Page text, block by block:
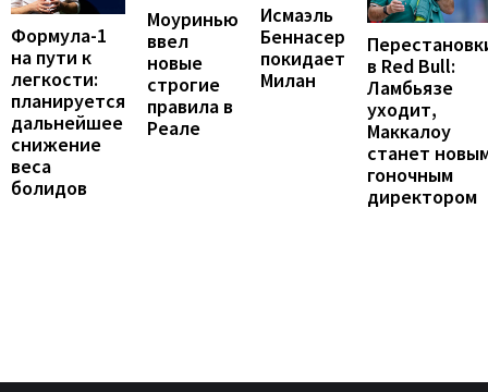
Формула-1
на пути к
легкости:
планируется
дальнейшее
снижение
веса
болидов
Моуринью
ввел
новые
строгие
правила в
Реале
Исмаэль
Беннасер
покидает
Милан
в Red Bull:
Ламбьязе
уходит,
Маккалоу
станет
гоночным
директором